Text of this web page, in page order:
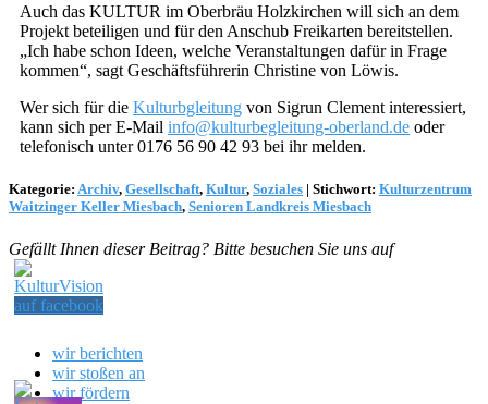
Auch das KULTUR im Oberbräu Holzkirchen will sich an dem
Projekt beteiligen und für den Anschub Freikarten bereitstellen.
„Ich habe schon Ideen, welche Veranstaltungen dafür in Frage
kommen“, sagt Geschäftsführerin Christine von Löwis.
Wer sich für die Kulturbgleitung von Sigrun Clement interessiert,
kann sich per E-Mail info@kulturbegleitung-oberland.de oder
telefonisch unter 0176 56 90 42 93 bei ihr melden.
Kategorie: Archiv, Gesellschaft, Kultur, Soziales | Stichwort: Kulturzentrum
Waitzinger Keller Miesbach, Senioren Landkreis Miesbach
Gefällt Ihnen dieser Beitrag? Bitte besuchen Sie uns auf
wir berichten
wir stoßen an
wir fördern